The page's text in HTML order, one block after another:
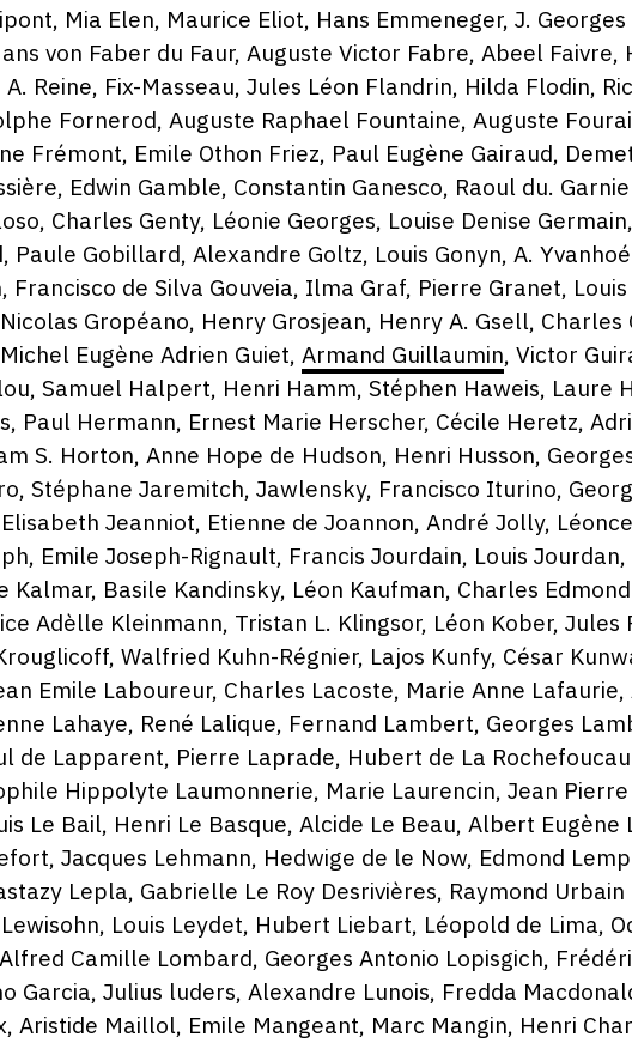
Mia Elen, Maurice Eliot, Hans Emmeneger, J.
von Faber du Faur, Auguste Victor Fabre, Abeel Faivre,
Reine, Fix-Masseau, Jules Léon Flandrin, Hilda Flodin,
Fornerod, Auguste Raphael Fountaine, Auguste
Frémont, Emile Othon Friez, Paul Eugène Gairaud,
Edwin Gamble, Constantin Ganesco, Raoul du.
Charles Genty, Léonie Georges, Louise Denise
Gobillard, Alexandre Goltz, Louis Gonyn, A.
Francisco de Silva Gouveia, Ilma Graf, Pierre Granet,
Gropéano, Henry Grosjean, Henry A. Gsell, Charles
Eugène Adrien Guiet, Armand Guillaumin, Victor
Samuel Halpert, Henri Hamm, Stéphen Haweis, Laure
Paul Hermann, Ernest Marie Herscher, Cécile Heretz,
S. Horton, Anne Hope de Hudson, Henri Husson,
Stéphane Jaremitch, Jawlensky, Francisco Iturino,
Jeanniot, Etienne de Joannon, André Jolly,
Emile Joseph-Rignault, Francis Jourdain, Louis Jourdan,
Kalmar, Basile Kandinsky, Léon Kaufman, Charles
Adèlle Kleinmann, Tristan L. Klingsor, Léon Kober, Jules
Walfried Kuhn-Régnier, Lajos Kunfy, César
Emile Laboureur, Charles Lacoste, Marie Anne
Lahaye, René Lalique, Fernand Lambert, Georges
de Lapparent, Pierre Laprade, Hubert de La
Hippolyte Laumonnerie, Marie Laurencin, Jean
Le Bail, Henri Le Basque, Alcide Le Beau, Albert Eugène
Jacques Lehmann, Hedwige de le Now, Edmond
Lepla, Gabrielle Le Roy Desrivières, Raymond Urbain
Louis Leydet, Hubert Liebart, Léopold de Lima,
Camille Lombard, Georges Antonio Lopisgich,
Garcia, Julius luders, Alexandre Lunois, Fredda
Aristide Maillol, Emile Mangeant, Marc Mangin, Henri